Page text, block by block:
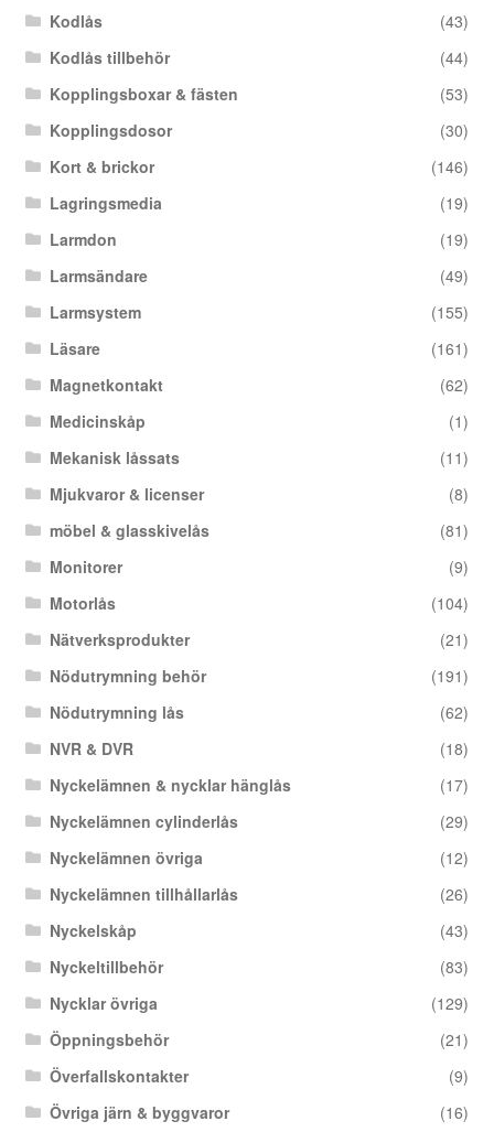
Kodlås
(43)
Kodlås tillbehör
(44)
Kopplingsboxar & fästen
(53)
Kopplingsdosor
(30)
Kort & brickor
(146)
Lagringsmedia
(19)
Larmdon
(19)
Larmsändare
(49)
Larmsystem
(155)
Läsare
(161)
Magnetkontakt
(62)
Medicinskåp
(1)
Mekanisk låssats
(11)
Mjukvaror & licenser
(8)
möbel & glasskivelås
(81)
Monitorer
(9)
Motorlås
(104)
Nätverksprodukter
(21)
Nödutrymning behör
(191)
Nödutrymning lås
(62)
NVR & DVR
(18)
Nyckelämnen & nycklar hänglås
(17)
Nyckelämnen cylinderlås
(29)
Nyckelämnen övriga
(12)
Nyckelämnen tillhållarlås
(26)
Nyckelskåp
(43)
Nyckeltillbehör
(83)
Nycklar övriga
(129)
Öppningsbehör
(21)
Överfallskontakter
(9)
Övriga järn & byggvaror
(16)